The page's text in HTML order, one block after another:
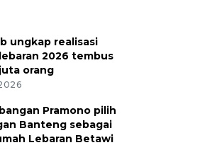
ungkap realisasi
2026 tembus
orang
Pramono pilih
Banteng sebagai
Lebaran Betawi